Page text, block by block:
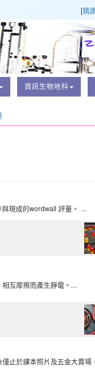
[精
資訊生物地科
現成的wordwall 評量。 ...
互摩擦而產生靜電。...
止於課本照片及五金大賣場